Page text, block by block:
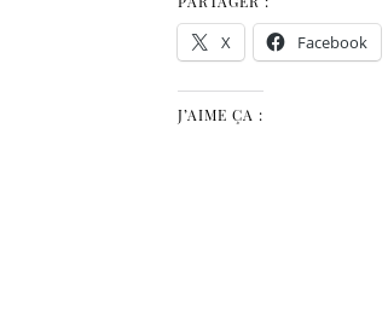
X Facebook
J’AIME ÇA :